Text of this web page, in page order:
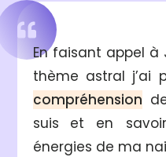
En faisant appel à
thème astral j’ai
compréhension
suis
et en
énergies de ma